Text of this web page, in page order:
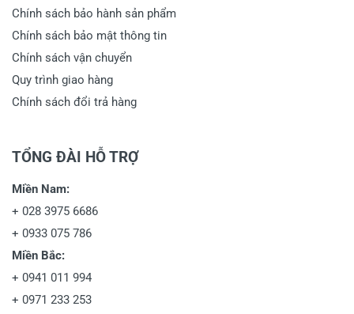
Chính sách bảo hành sản phẩm
Chính sách bảo mật thông tin
Chính sách vận chuyển
Quy trình giao hàng
Chính sách đổi trả hàng
TỔNG ĐÀI HỖ TRỢ
Miền Nam:
+ 028 3975 6686
+ 0933 075 786
Miền Bắc:
+ 0941 011 994
+ 0971 233 253